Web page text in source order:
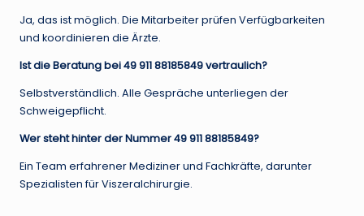
Ja, das ist möglich. Die Mitarbeiter prüfen Verfügbarkeiten
und koordinieren die Ärzte.
Ist die Beratung bei 49 911 88185849 vertraulich?
Selbstverständlich. Alle Gespräche unterliegen der
Schweigepflicht.
Wer steht hinter der Nummer 49 911 88185849?
Ein Team erfahrener Mediziner und Fachkräfte, darunter
Spezialisten für Viszeralchirurgie.